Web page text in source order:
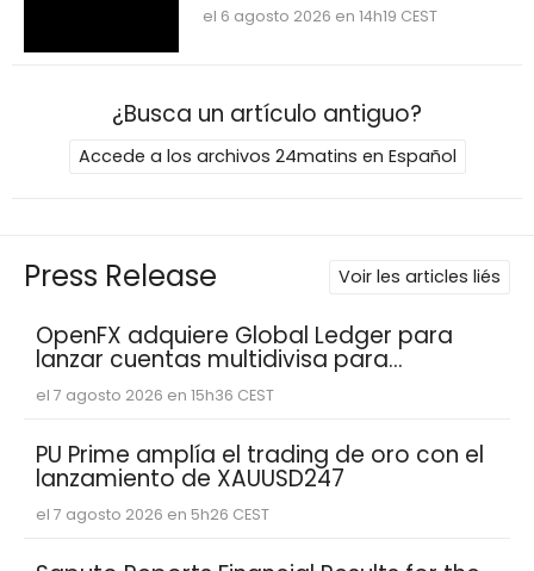
el 6 agosto 2026 en 14h19 CEST
¿Busca un artículo antiguo?
Accede a los archivos 24matins en Español
Press Release Voir les articles liés
OpenFX adquiere Global Ledger para
lanzar cuentas multidivisa para
empresas fintech
el 7 agosto 2026 en 15h36 CEST
PU Prime amplía el trading de oro con el
lanzamiento de XAUUSD247
el 7 agosto 2026 en 5h26 CEST